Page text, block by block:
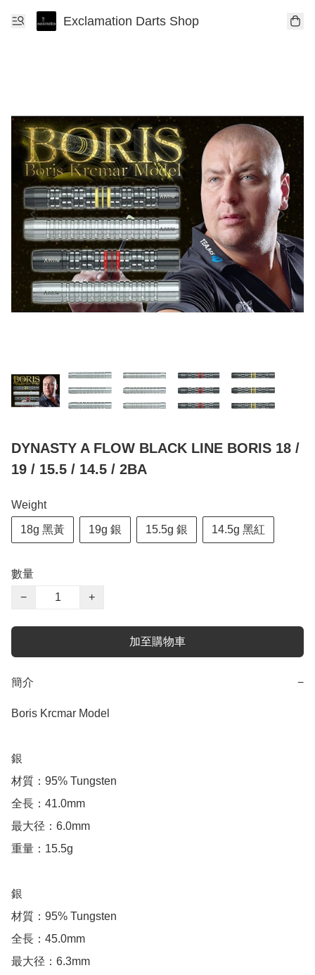
Exclamation Darts Shop
DYNASTY A FLOW BLACK LINE BORIS 18 /
19 / 15.5 / 14.5 / 2BA
Weight
18g 黑黃 19g 銀 15.5g 銀 14.5g 黑紅
數量
−
+
加至購物車
簡介 −
Boris Krcmar Model
銀
材質：95% Tungsten
全長：41.0mm
最大径：6.0mm
重量：15.5g
銀
材質：95% Tungsten
全長：45.0mm
最大径：6.3mm